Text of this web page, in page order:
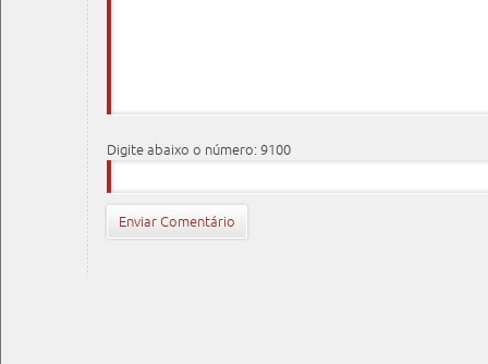
Digite abaixo o número: 9100